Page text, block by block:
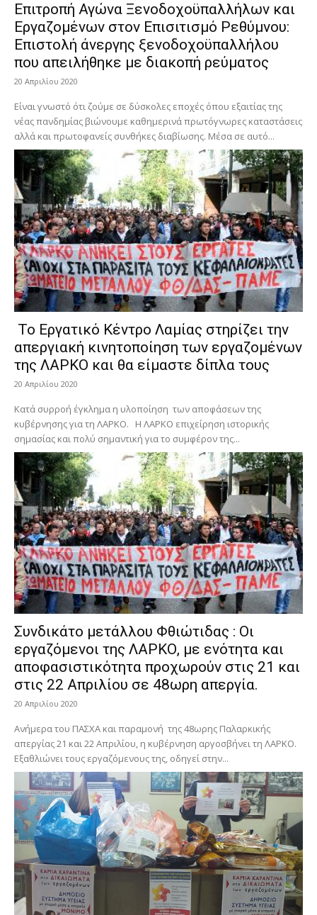
Επιτροπή Αγώνα Ξενοδοχοϋπαλλήλων και
Εργαζομένων στον Επισιτισμό Ρεθύμνου:
Επιστολή άνεργης ξενοδοχοϋπαλλήλου
που απειλήθηκε με διακοπή ρεύματος
20 Απριλίου 2020
Είναι γνωστό ότι ζούμε σε δύσκολες εποχές όπου εξαιτίας της
νέας πανδημίας βιώνουμε καθημερινά πρωτόγνωρες καταστάσεις
αλλά και πρωτοφανείς συνθήκες διαβίωσης. Μέσα σε αυτό...
Το Εργατικό Κέντρο Λαμίας στηρίζει την
απεργιακή κινητοποίηση των εργαζομένων
της ΛΑΡΚΟ και θα είμαστε δίπλα τους
20 Απριλίου 2020
Κατά συρροή έγκλημα η υλοποίηση των αποφάσεων της
κυβέρνησης για τη ΛΑΡΚΟ. Η ΛΑΡΚΟ επιχείρηση ιστορικής
σημασίας και πολύ σημαντική για το συμφέρον της...
Συνδικάτο μετάλλου Φθιώτιδας : Οι
εργαζόμενοι της ΛΑΡΚΟ, με ενότητα και
αποφασιστικότητα προχωρούν στις 21 και
στις 22 Απριλίου σε 48ωρη απεργία.
20 Απριλίου 2020
Ανήμερα του ΠΑΣΧΑ και παραμονή της 48ωρης Παλαρκικής
απεργίας 21 και 22 Απριλίου, η κυβέρνηση αργοσβήνει τη ΛΑΡΚΟ.
Εξαθλιώνει τους εργαζόμενους της, οδηγεί στην...